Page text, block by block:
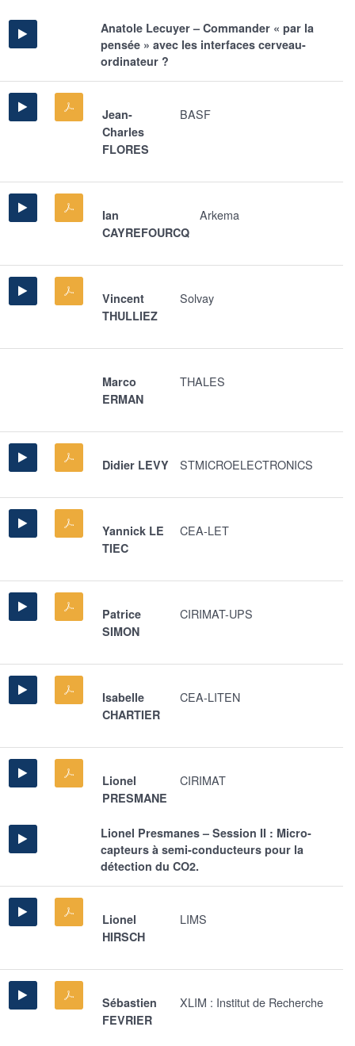
Anatole Lecuyer – Commander « par la
pensée » avec les interfaces cerveau-
ordinateur ?
Jean-
Charles
FLORES
BASF
Ian
CAYREFOURCQ
Arkema
Vincent
THULLIEZ
Solvay
Marco
ERMAN
THALES
Didier LEVY STMICROELECTRONICS
Yannick LE
TIEC
CEA-LET
Patrice
SIMON
CIRIMAT-UPS
Isabelle
CHARTIER
CEA-LITEN
Lionel
PRESMANE
CIRIMAT
Lionel Presmanes – Session II : Micro-
capteurs à semi-conducteurs pour la
détection du CO2.
Lionel
HIRSCH
LIMS
Sébastien
FEVRIER
XLIM : Institut de Recherche